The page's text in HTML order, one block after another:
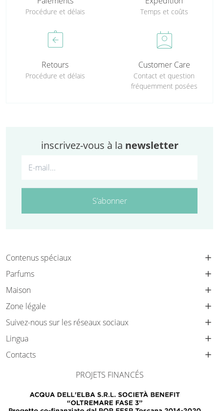
Procédure et délais Temps et coûts
assignment_return
Retours
Procédure et délais
perm_contact_calendar
Customer Care
Contact et question
fréquemment posées
inscrivez-vous à la newsletter
S’abonner
Contenus spéciaux
Parfums
Maison
Zone légale
Suivez-nous sur les réseaux sociaux
Lingua
Contacts
PROJETS FINANCÉS